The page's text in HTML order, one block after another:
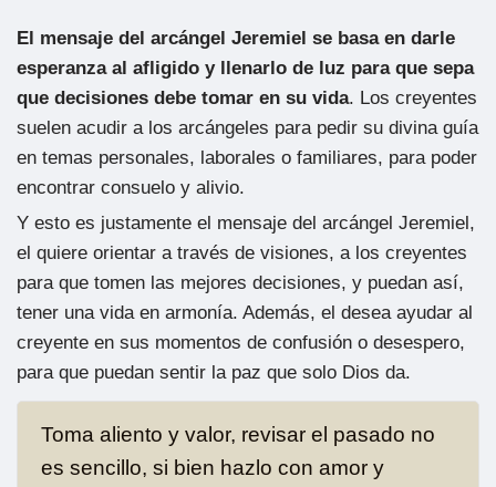
El mensaje del arcángel Jeremiel se basa en darle
esperanza al afligido y llenarlo de luz para que sepa
que decisiones debe tomar en su vida. Los creyentes
suelen acudir a los arcángeles para pedir su divina guía
en temas personales, laborales o familiares, para poder
encontrar consuelo y alivio.
Y esto es justamente el mensaje del arcángel Jeremiel,
el quiere orientar a través de visiones, a los creyentes
para que tomen las mejores decisiones, y puedan así,
tener una vida en armonía. Además, el desea ayudar al
creyente en sus momentos de confusión o desespero,
para que puedan sentir la paz que solo Dios da.
Toma aliento y valor, revisar el pasado no
es sencillo, si bien hazlo con amor y